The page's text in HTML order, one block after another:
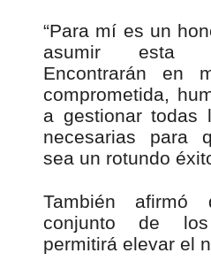
“Para mí es un
asumir esta
Encontrarán en
comprometida,
a gestionar todas
necesarias para
sea un rotundo
También
conjunto de los
permitirá elevar el